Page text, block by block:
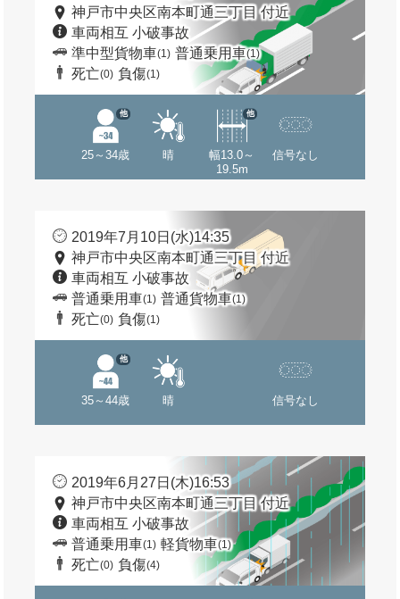
神戸市中央区南本町通三丁目 付近
車両相互 小破事故
準中型貨物車(1) 普通乗用車(1)
死亡(0) 負傷(1)
25～34歳
他
晴
幅13.0～
19.5m
他
信号なし
2019年7月10日(水)14:35
神戸市中央区南本町通三丁目 付近
車両相互 小破事故
普通乗用車(1) 普通貨物車(1)
死亡(0) 負傷(1)
35～44歳
他
晴 信号なし
2019年6月27日(木)16:53
神戸市中央区南本町通三丁目 付近
車両相互 小破事故
普通乗用車(1) 軽貨物車(1)
死亡(0) 負傷(4)